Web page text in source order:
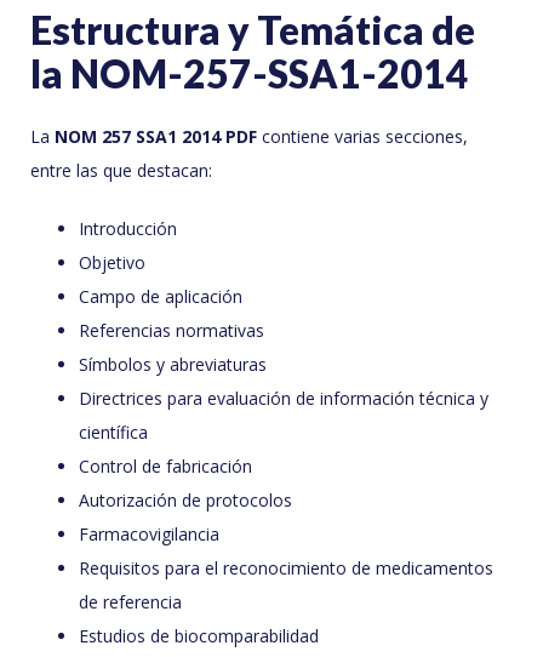
Estructura y Temática de
la NOM-257-SSA1-2014
La NOM 257 SSA1 2014 PDF contiene varias secciones,
entre las que destacan:
Introducción
Objetivo
Campo de aplicación
Referencias normativas
Símbolos y abreviaturas
Directrices para evaluación de información técnica y
científica
Control de fabricación
Autorización de protocolos
Farmacovigilancia
Requisitos para el reconocimiento de medicamentos
de referencia
Estudios de biocomparabilidad